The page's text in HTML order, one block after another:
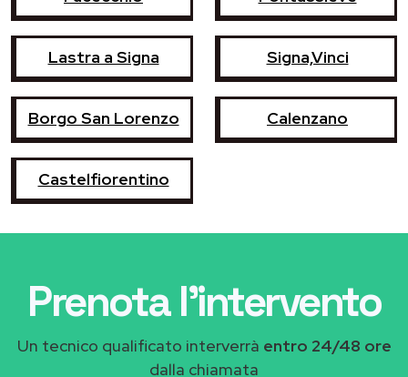
Lastra a Signa Signa,Vinci
Borgo San Lorenzo Calenzano
Castelfiorentino
Prenota l'intervento
Un tecnico qualificato interverrà entro 24/48 ore
dalla chiamata